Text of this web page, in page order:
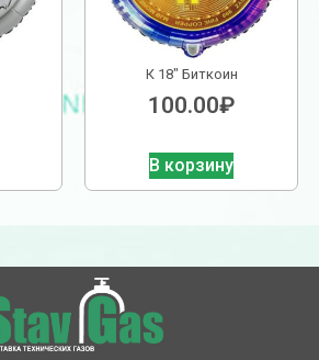
К 18″ Биткоин
100.00₽
В корзину